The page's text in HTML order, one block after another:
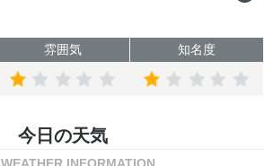
雰囲気 知名度
今日の天気